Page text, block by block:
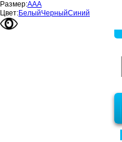
Размер:ААА
Цвет:БелыйЧерныйСиний